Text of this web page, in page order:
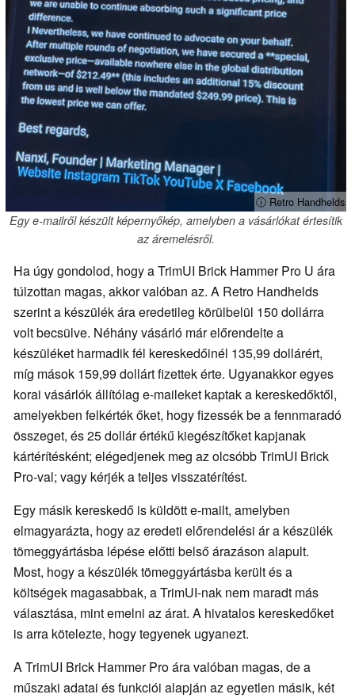
ⓘ Retro Handhelds
Egy e-mailről készült képernyőkép, amelyben a vásárlókat értesítik
az áremelésről.
Ha úgy gondolod, hogy a TrimUI Brick Hammer Pro U ára
túlzottan magas, akkor valóban az. A Retro Handhelds
szerint a készülék ára eredetileg körülbelül 150 dollárra
volt becsülve. Néhány vásárló már előrendelte a
készüléket harmadik fél kereskedőinél 135,99 dollárért,
míg mások 159,99 dollárt fizettek érte. Ugyanakkor egyes
korai vásárlók állítólag e-maileket kaptak a kereskedőktől,
amelyekben felkérték őket, hogy fizessék be a fennmaradó
összeget, és 25 dollár értékű kiegészítőket kapjanak
kártérítésként; elégedjenek meg az olcsóbb TrimUI Brick
Pro-val; vagy kérjék a teljes visszatérítést.
Egy másik kereskedő is küldött e-mailt, amelyben
elmagyarázta, hogy az eredeti előrendelési ár a készülék
tömeggyártásba lépése előtti belső árazáson alapult.
Most, hogy a készülék tömeggyártásba került és a
költségek magasabbak, a TrimUI-nak nem maradt más
választása, mint emelni az árat. A hivatalos kereskedőket
is arra kötelezte, hogy tegyenek ugyanezt.
A TrimUI Brick Hammer Pro ára valóban magas, de a
műszaki adatai és funkciói alapján az egyetlen másik, két